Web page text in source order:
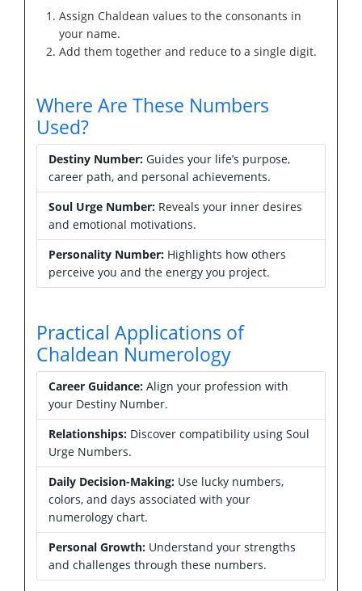
Assign Chaldean values to the consonants in
your name.
Add them together and reduce to a single digit.
Where Are These Numbers
Used?
Destiny Number: Guides your life’s purpose,
career path, and personal achievements.
Soul Urge Number: Reveals your inner desires
and emotional motivations.
Personality Number: Highlights how others
perceive you and the energy you project.
Practical Applications of
Chaldean Numerology
Career Guidance: Align your profession with
your Destiny Number.
Relationships: Discover compatibility using Soul
Urge Numbers.
Daily Decision-Making: Use lucky numbers,
colors, and days associated with your
numerology chart.
Personal Growth: Understand your strengths
and challenges through these numbers.